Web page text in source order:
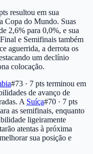
resultou em sua
Copa do Mundo. Suas
2,6% para 0,0%, e sua
e Semifinais também
aguerrida, a derrota os
um declínio
colocação.
#73 · 7 pts terminou em
de avanço de
A Suíça#70 · 7 pts
as semifinais, enquanto
ligeiramente
atentas à próxima
sua posição e